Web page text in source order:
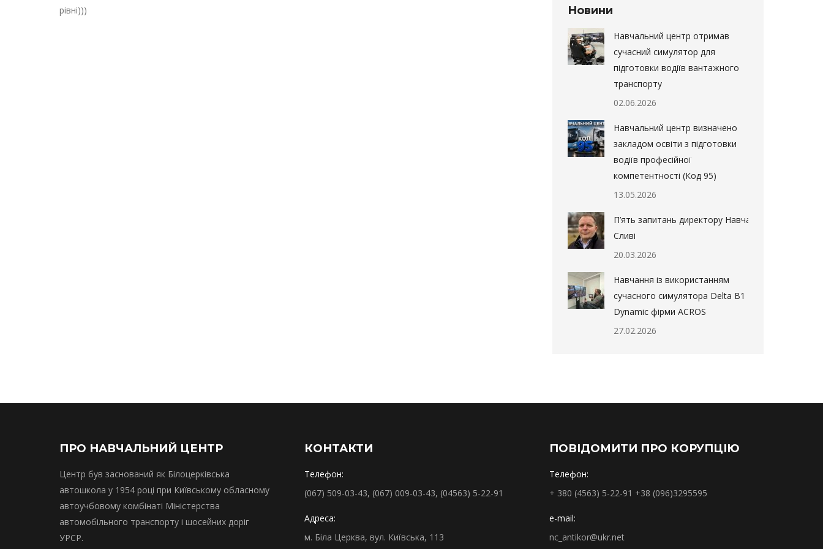
рівні)))
Новини
Навчальний центр отримав
сучасний симулятор для
підготовки водіїв вантажного
транспорту
02.06.2026
Навчальний центр визначено
закладом освіти з підготовки
водіїв професійної
компетентності (Код 95)
13.05.2026
П’ять запитань директору Навчального центру в
Сливі
20.03.2026
Навчання із використанням
сучасного симулятора Delta B1
Dynamic фірми ACROS
27.02.2026
ПРО НАВЧАЛЬНИЙ ЦЕНТР
Центр був заснований як Білоцерківська
автошкола у 1954 році при Київському обласному
автоучбовому комбінаті Міністерства
автомобільного транспорту і шосейних доріг
УРСР.
КОНТАКТИ
Телефон:
(067) 509-03-43, (067) 009-03-43, (04563) 5-22-91
Адреса:
м. Біла Церква, вул. Київська, 113
ПОВІДОМИТИ ПРО КОРУПЦІЮ
Телефон:
+ 380 (4563) 5-22-91 +38 (096)3295595
e-mail:
nc_antikor@ukr.net